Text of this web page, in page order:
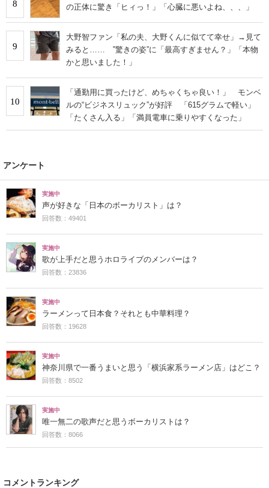
8 の正体に驚き「ヒィっ！」「心臓に悪いよね、、、」
9
大野智ファン「私の夫、大野くんに似てて幸せ」→見て
みると…… ‟驚きの姿”に「最高すぎません？」「本物
かと思いました！」
10
「通勤用に買ったけど、めちゃくちゃ良い！」 モンベ
ルの“ビジネスリュック”が好評 「615グラムで軽い」
「たくさん入る」「満員電車に乗りやすくなった」
アンケート
実施中
声が好きな「日本のボーカリスト」は？
回答数：49401
実施中
歌が上手だと思うホロライブのメンバーは？
回答数：23836
実施中
ラーメンって日本食？それとも中華料理？
回答数：19628
実施中
神奈川県で一番うまいと思う「横浜家系ラーメン店」はどこ？
回答数：8502
実施中
唯一無二の歌声だと思うボーカリストは？
回答数：8066
コメントランキング